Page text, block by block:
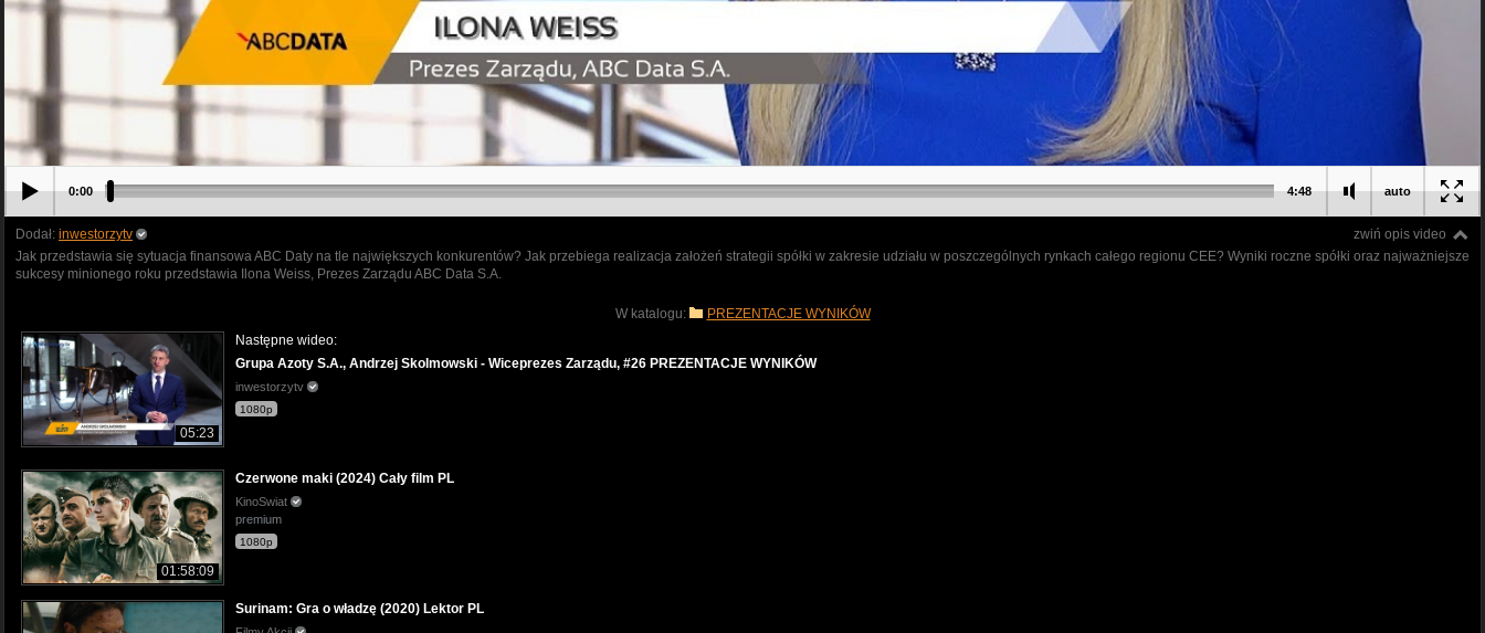
auto
0:00 4:48
zwiń opis video
Dodał: inwestorzytv
Jak przedstawia się sytuacja finansowa ABC Daty na tle największych konkurentów? Jak przebiega realizacja założeń strategii spółki w zakresie udziału w poszczególnych rynkach całego regionu CEE? Wyniki roczne spółki oraz najważniejsze
sukcesy minionego roku przedstawia Ilona Weiss, Prezes Zarządu ABC Data S.A.
W katalogu: PREZENTACJE WYNIKÓW
05:23
Następne wideo:
Grupa Azoty S.A., Andrzej Skolmowski - Wiceprezes Zarządu, #26 PREZENTACJE WYNIKÓW
inwestorzytv
1080p
01:58:09
Czerwone maki (2024) Cały film PL
KinoSwiat
premium
1080p
Surinam: Gra o władzę (2020) Lektor PL